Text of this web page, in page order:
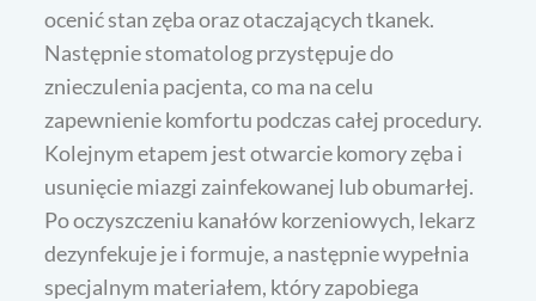
ocenić stan zęba oraz otaczających tkanek.
Następnie stomatolog przystępuje do
znieczulenia pacjenta, co ma na celu
zapewnienie komfortu podczas całej procedury.
Kolejnym etapem jest otwarcie komory zęba i
usunięcie miazgi zainfekowanej lub obumarłej.
Po oczyszczeniu kanałów korzeniowych, lekarz
dezynfekuje je i formuje, a następnie wypełnia
specjalnym materiałem, który zapobiega